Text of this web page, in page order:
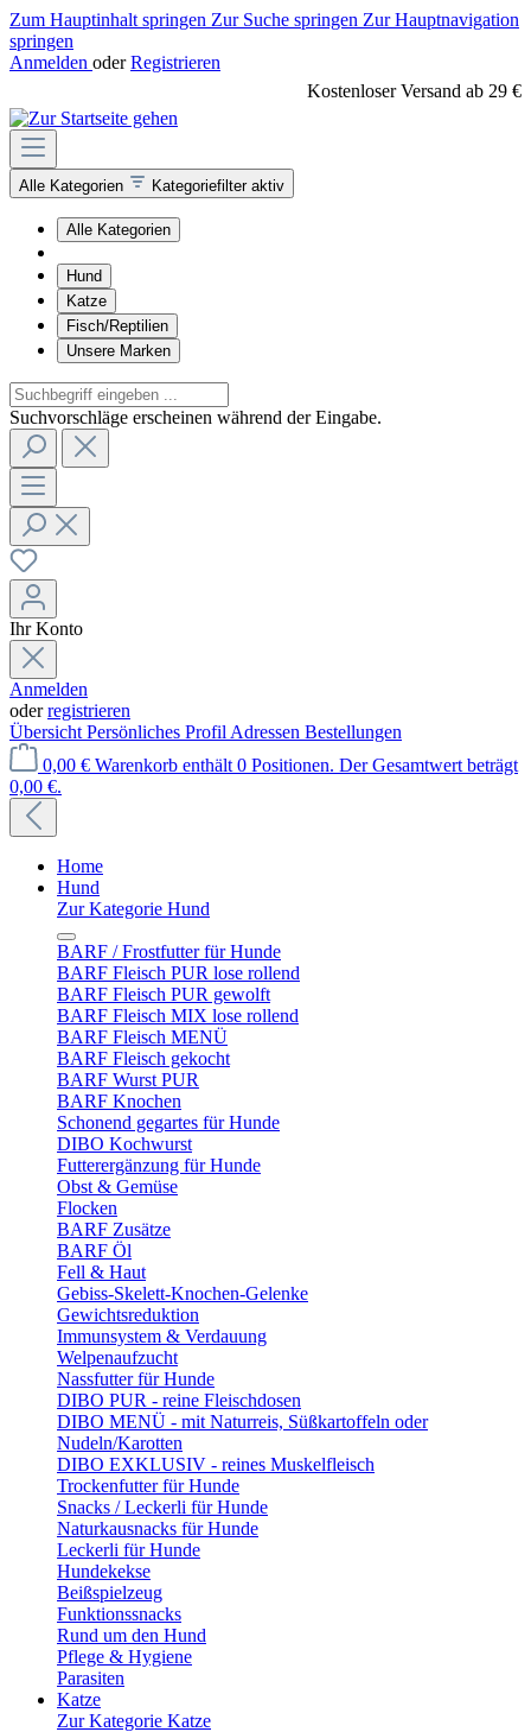
Zum Hauptinhalt springen Zur Suche springen Zur Hauptnavigation
springen
Anmelden oder Registrieren
Kostenloser Versand ab 29 €
Alle Kategorien Kategoriefilter aktiv
Alle Kategorien
Hund
Katze
Fisch/Reptilien
Unsere Marken
Suchvorschläge erscheinen während der Eingabe.
Ihr Konto
Anmelden
oderregistrieren
Übersicht Persönliches Profil Adressen Bestellungen
0,00 € Warenkorb enthält 0 Positionen. Der Gesamtwert beträgt
0,00 €.
Home
Hund
Zur Kategorie Hund
BARF / Frostfutter für Hunde
BARF Fleisch PUR lose rollend
BARF Fleisch PUR gewolft
BARF Fleisch MIX lose rollend
BARF Fleisch MENÜ
BARF Fleisch gekocht
BARF Wurst PUR
BARF Knochen
Schonend gegartes für Hunde
DIBO Kochwurst
Futterergänzung für Hunde
Obst & Gemüse
Flocken
BARF Zusätze
BARF Öl
Fell & Haut
Gebiss-Skelett-Knochen-Gelenke
Gewichtsreduktion
Immunsystem & Verdauung
Welpenaufzucht
Nassfutter für Hunde
DIBO PUR - reine Fleischdosen
DIBO MENÜ - mit Naturreis, Süßkartoffeln oder
Nudeln/Karotten
DIBO EXKLUSIV - reines Muskelfleisch
Trockenfutter für Hunde
Snacks / Leckerli für Hunde
Naturkausnacks für Hunde
Leckerli für Hunde
Hundekekse
Beißspielzeug
Funktionssnacks
Rund um den Hund
Pflege & Hygiene
Parasiten
Katze
Zur Kategorie Katze